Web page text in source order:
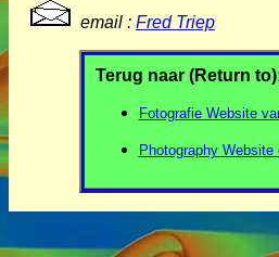
email : Fred Triep
Terug naar (Return
Fotografie Website
Photography Website